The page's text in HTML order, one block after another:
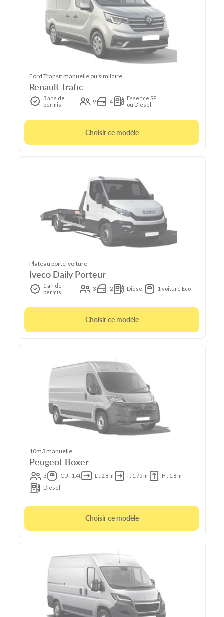
Ford Transit manuelle ou similaire
Renault Trafic
3 ans de
permis
9 4
Essence SP
ou Diesel
Choisir ce modèle
Plateau porte-voiture
Iveco Daily Porteur
1 an de
permis
3 2 Diesel 1 voiture Eco
Choisir ce modèle
10m3 manuelle
Peugeot Boxer
3 CU : 1.4t L : 2.8 m l : 1.75 m
H : 1.8 m
Diesel
Choisir ce modèle